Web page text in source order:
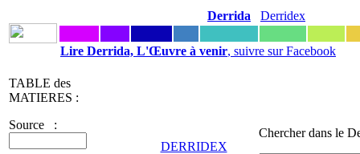
Derrida Derridex
Lire Derrida, L'Œuvre à venir, suivre sur Facebook
TABLE des
MATIERES :
Source :
DERRIDEX
Chercher dans le